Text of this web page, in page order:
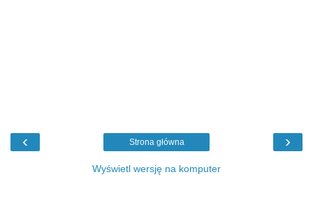
‹ ›
Strona główna
Wyświetl wersję na komputer